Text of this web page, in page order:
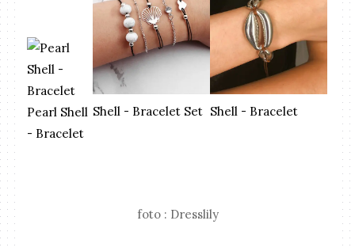
Pearl Shell
- Bracelet
Shell - Bracelet Set Shell - Bracelet
foto : Dresslily